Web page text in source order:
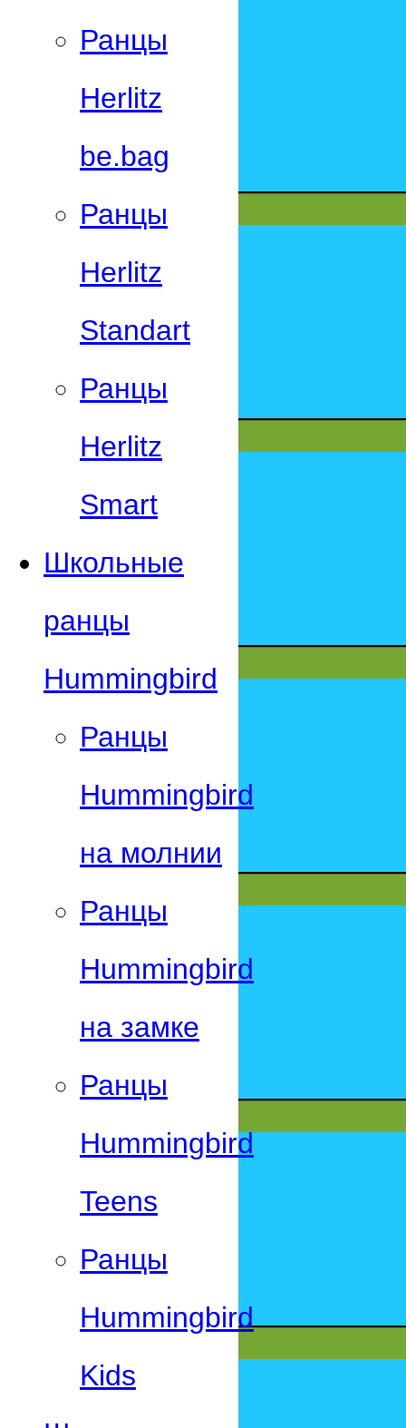
Ранцы
Herlitz
be.bag
Ранцы
Herlitz
Standart
Ранцы
Herlitz
Smart
Школьные
ранцы
Hummingbird
Ранцы
Hummingbird
на молнии
Ранцы
Hummingbird
на замке
Ранцы
Hummingbird
Teens
Ранцы
Hummingbird
Kids